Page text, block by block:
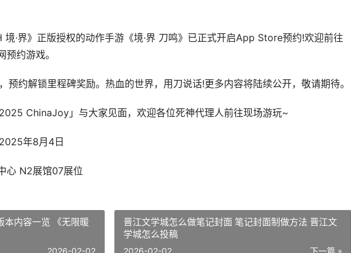
境·界》正版授权的动作手游《境·界 刀鸣》已正式开启App Store预约!欢迎前往
约游戏。
预约解锁里程碑奖励。热血的世界，用刀说话!更多内容将陆续公开，敬请期待。
ChinaJoy」与大家见面，欢迎各位死神代理人前往现场游玩~
年8月4日
心 N2展馆07展位
本内容一览 《无限暖
2026-02-02
晋江文学城怎么做笔记封面 笔记封面制做方法 晋江文
学城怎么投稿
下一篇 »
2026-02-02